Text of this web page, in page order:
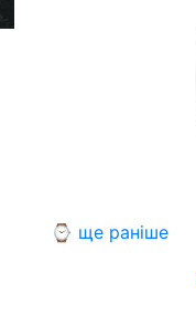
⌚ ще раніше